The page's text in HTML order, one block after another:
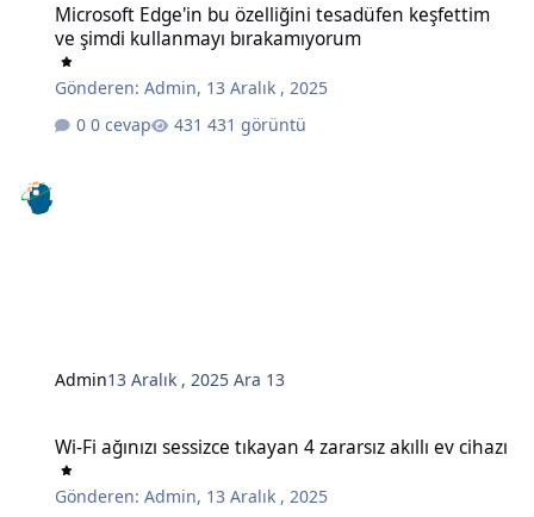
Microsoft Edge'in bu özelliğini tesadüfen keşfettim
ve şimdi kullanmayı bırakamıyorum
Gönderen:Admin, 13 Aralık , 2025
0 cevap
431 görüntü
Admin13 Aralık , 2025Ara 13
Wi-Fi ağınızı sessizce tıkayan 4 zararsız akıllı ev cihazı
Gönderen:Admin, 13 Aralık , 2025